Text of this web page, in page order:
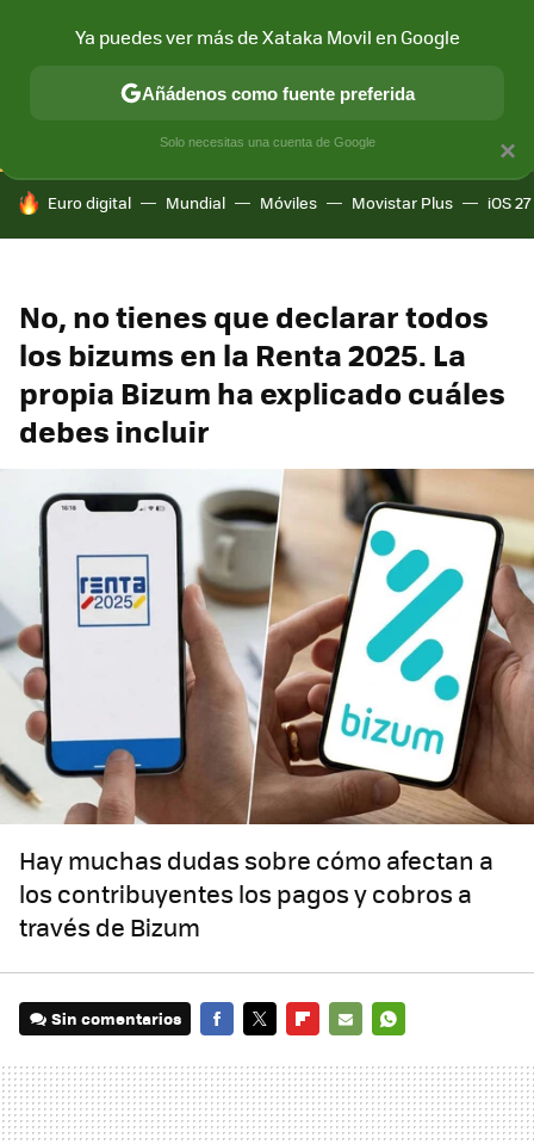
CONECTIVIDAD MÓVIL Y SOCIEDAD APLICACIONES
HOY SE HABLA DE
Euro digital Mundial Móviles Movistar Plus iOS 27
No, no tienes que declarar todos
los bizums en la Renta 2025. La
propia Bizum ha explicado cuáles
debes incluir
Hay muchas dudas sobre cómo afectan a
los contribuyentes los pagos y cobros a
través de Bizum
Sin comentarios
MAIL
×
Ya puedes ver más de Xataka Movil en Google
Añádenos como fuente preferida
Solo necesitas una cuenta de Google